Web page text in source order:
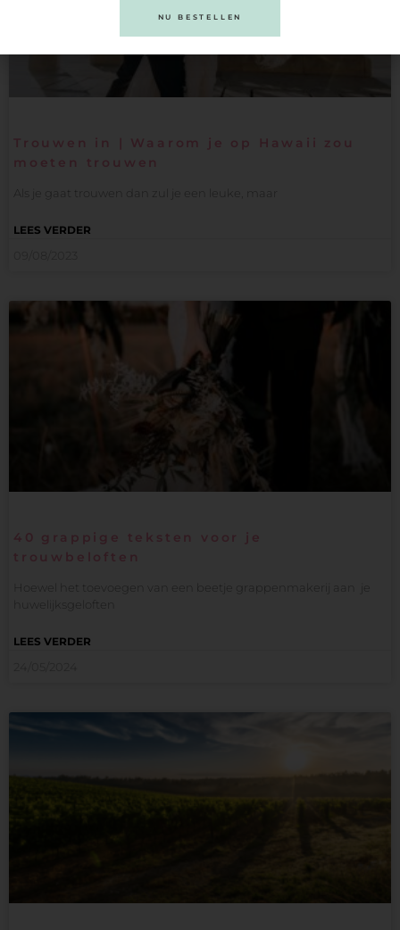
Trouwen in | Waarom je op Hawaii zou
moeten trouwen
Als je gaat trouwen dan zul je een leuke, maar
LEES VERDER
40 grappige teksten voor je
trouwbeloften
Hoewel het toevoegen van een beetje grappenmakerij aan je
huwelijksgeloften
LEES VERDER
NU BESTELLEN